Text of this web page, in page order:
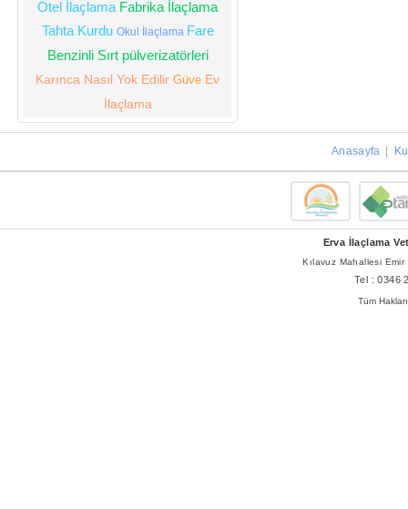
Otel İlaçlama Fabrika İlaçlama
Tahta Kurdu Okul İlaçlama Fare
Benzinli Sırt pülverizatörleri
Karınca Nasıl Yok Edilir Güve Ev
İlaçlama
Anasayfa
Erva İlaçlama
Kılavuz Mahallesi
Tel :0346
Tüm